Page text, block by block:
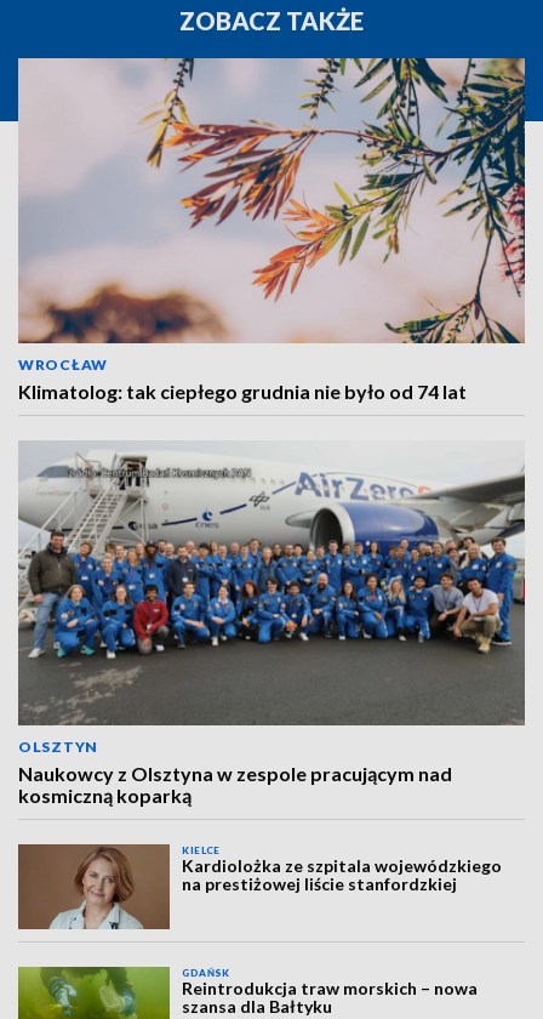
ZOBACZ TAKŻE
WROCŁAW
Klimatolog: tak ciepłego grudnia nie było od 74 lat
OLSZTYN
Naukowcy z Olsztyna w zespole pracującym nad
kosmiczną koparką
KIELCE
Kardiolożka ze szpitala wojewódzkiego
na prestiżowej liście stanfordzkiej
GDAŃSK
Reintrodukcja traw morskich – nowa
szansa dla Bałtyku